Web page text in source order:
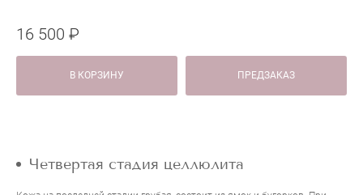
16 500 ₽
В КОРЗИНУ ПРЕДЗАКАЗ
Четвертая стадия целлюлита